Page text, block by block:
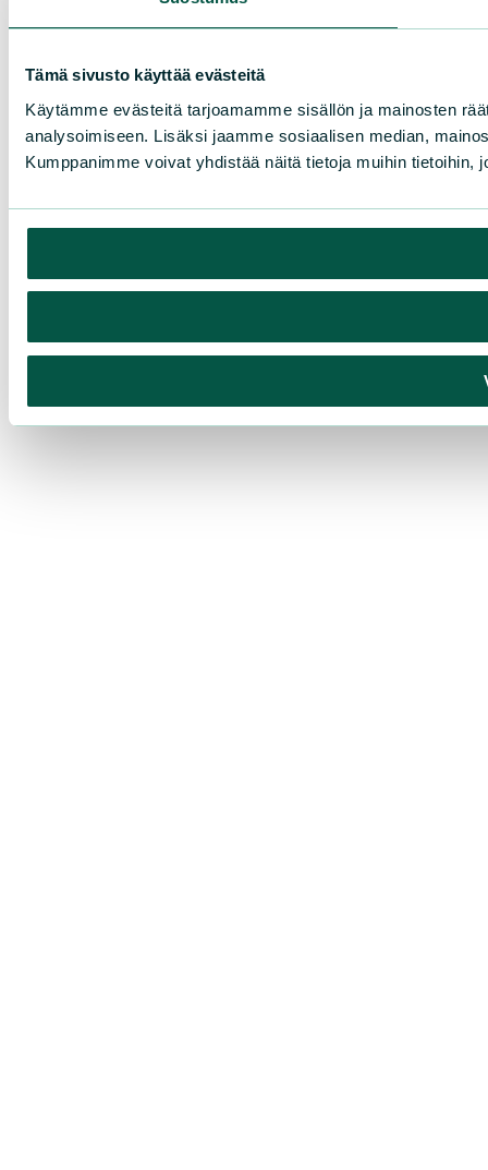
Tämä sivusto käyttää evästeitä
Käytämme evästeitä tarjoamamme sisällön ja mainosten
analysoimiseen. Lisäksi jaamme sosiaalisen median,
Kumppanimme voivat yhdistää näitä tietoja muihin tietoihin,